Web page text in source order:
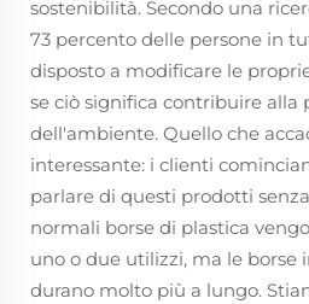
sostenibilità. Secondo una
73 percento delle persone in
disposto a modificare le
se ciò significa contribuire alla
dell'ambiente. Quello che
interessante: i clienti
parlare di questi prodotti
normali borse di plastica
uno o due utilizzi, ma le borse
durano molto più a lungo.